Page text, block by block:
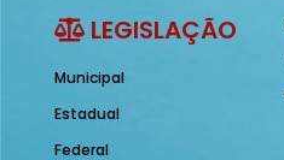
LEGISLAÇÃO
Municipal
Estadual
Federal